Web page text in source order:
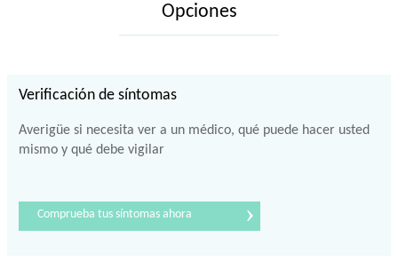
Opciones
Verificación de síntomas
Averigüe si necesita ver a un médico, qué puede hacer usted
mismo y qué debe vigilar
Comprueba tus síntomas ahora ›